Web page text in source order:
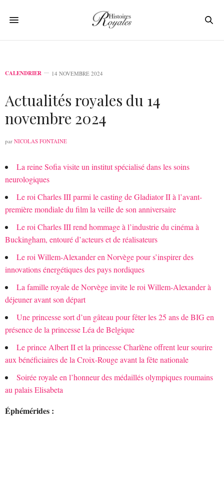
CALENDRIER 14 NOVEMBRE 2024
Actualités royales du 14
novembre 2024
par NICOLAS FONTAINE
La reine Sofia visite un institut spécialisé dans les soins
neurologiques
Le roi Charles III parmi le casting de Gladiator II à l’avant-
première mondiale du film la veille de son anniversaire
Le roi Charles III rend hommage à l’industrie du cinéma à
Buckingham, entouré d’acteurs et de réalisateurs
Le roi Willem-Alexander en Norvège pour s’inspirer des
innovations énergétiques des pays nordiques
La famille royale de Norvège invite le roi Willem-Alexander à
déjeuner avant son départ
Une princesse sort d’un gâteau pour fêter les 25 ans de BIG en
présence de la princesse Léa de Belgique
Le prince Albert II et la princesse Charlène offrent leur sourire
aux bénéficiaires de la Croix-Rouge avant la fête nationale
Soirée royale en l’honneur des médaillés olympiques roumains
au palais Elisabeta
Éphémérides :